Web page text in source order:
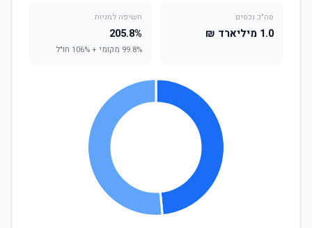
סה"כ נכסים
1.0 מיליארד ₪
חשיפה למניות
205.8%
99.8% מקומי + 106% חו"ל